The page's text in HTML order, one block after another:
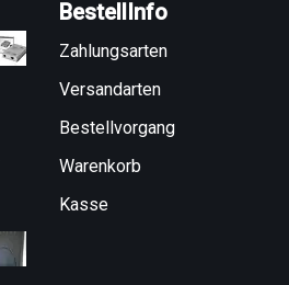
BestellInfo
Zahlungsarten
Versandarten
Bestellvorgang
Warenkorb
Kasse